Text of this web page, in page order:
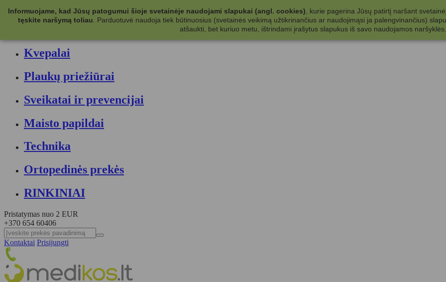
Kategorijos
Kvepalai
Plaukų priežiūrai
Sveikatai ir prevencijai
Maisto papildai
Technika
Ortopedinės prekės
RINKINIAI
Pristatymas nuo 2 EUR
+370 654 60406
Kontaktai Prisijungti
Informuojame, kad Jūsų patogumui šioje svetainėje naudojami slapukai (angl. cookies) , kurie pagerina Jūsų patirtį naršant
tęskite naršymą toliau
Parduotuvė naudoja tiek būtinuosius (svetainės veikimą užtikrinančius ar naudojimąsi ja palengvinančius)
atšaukti, bet kuriuo metu, ištrindami įrašytus slapukus iš savo naudojamos naršyklės.